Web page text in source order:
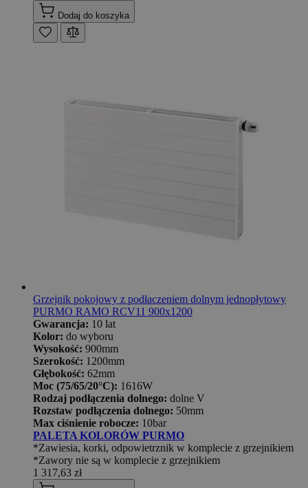
Dodaj do koszyka
Grzejnik pokojowy z podłaczeniem dolnym jednopłytowy
PURMO RAMO RCV11 900x1200
Gwarancja: 10 lat
Kolor: do wyboru
Wysokość: 900mm
Szerokość: 1200mm
Głębokość: 62mm
Moc (75/65/20°C): 1616W
Rodzaj podłączenia dolnego: dolne V
Rozstaw podłączenia dolnego: 50mm
Max ciśnienie robocze: 10bar
PALETA KOLORÓW PURMO
*Zawiesia, korki, odpowietrznik w komplecie z grzejnikiem
*Zawory nie są w komplecie z grzejnikiem
1 317,63 zł